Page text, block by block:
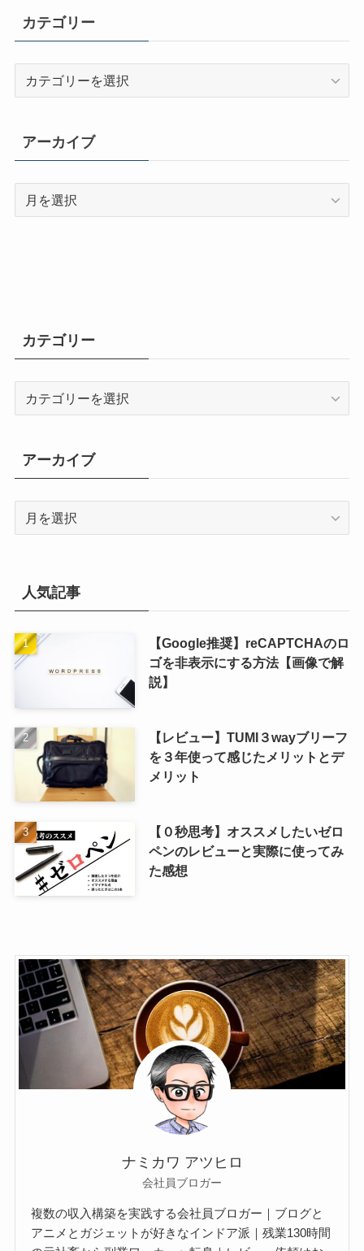
カテゴリー
リ
ー
アーカイブ
カテゴリー
リ
ー
アーカイブ
ブ人気記事
【Google推奨】reCAPTCHAのロ
ゴを非表示にする方法【画像で解
説】
【レビュー】TUMI３wayブリーフ
を３年使って感じたメリットとデ
メリット
【０秒思考】オススメしたいゼロ
ペンのレビューと実際に使ってみ
た感想
ナミカワ アツヒロ
会社員ブロガー
複数の収入構築を実践する会社員ブロガー｜ブログと
アニメとガジェットが好きなインドア派｜残業130時間